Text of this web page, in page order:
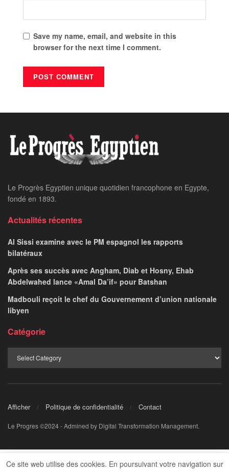
Save my name, email, and website in this
browser for the next time I comment.
Le Progrès Egyptien unique quotidien francophone en Egypte,
fondé en 1893.
Actualités récentes
Al Sissi examine avec le PM espagnol les rapports
bilatéraux
Après ses succès avec Angham, Diab et Hosny, Ehab
Abdelwahed lance «Amal Da’if» pour Batshan
Madbouli reçoit le chef du Gouvernement d’union nationale
libyen
Catégorie
Afficher Politique de confidentialité Contact
Le Progres ©2024 - Admined by Digital Transformation Management.
Ce site web utilise des cookies. En poursuivant votre navigation sur